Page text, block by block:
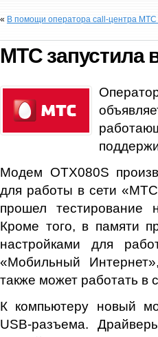
« В помощи оператора call-центра
МТС запустила
Модем ОТX080S
для работы в сети
прошел тестирование
Кроме того, в памяти
настройками для
«Мобильный
также может работать в
К компьютеру новый
USB-разъема.